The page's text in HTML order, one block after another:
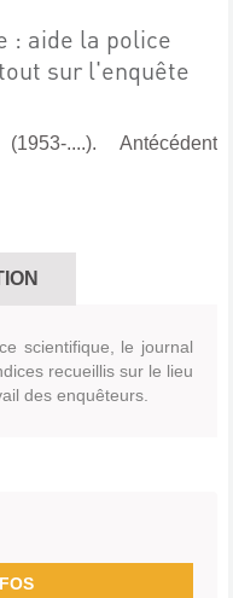
: aide la police
sur l'enquête
....). Antécédent
scientifique, le journal
recueillis sur le lieu
des enquêteurs.